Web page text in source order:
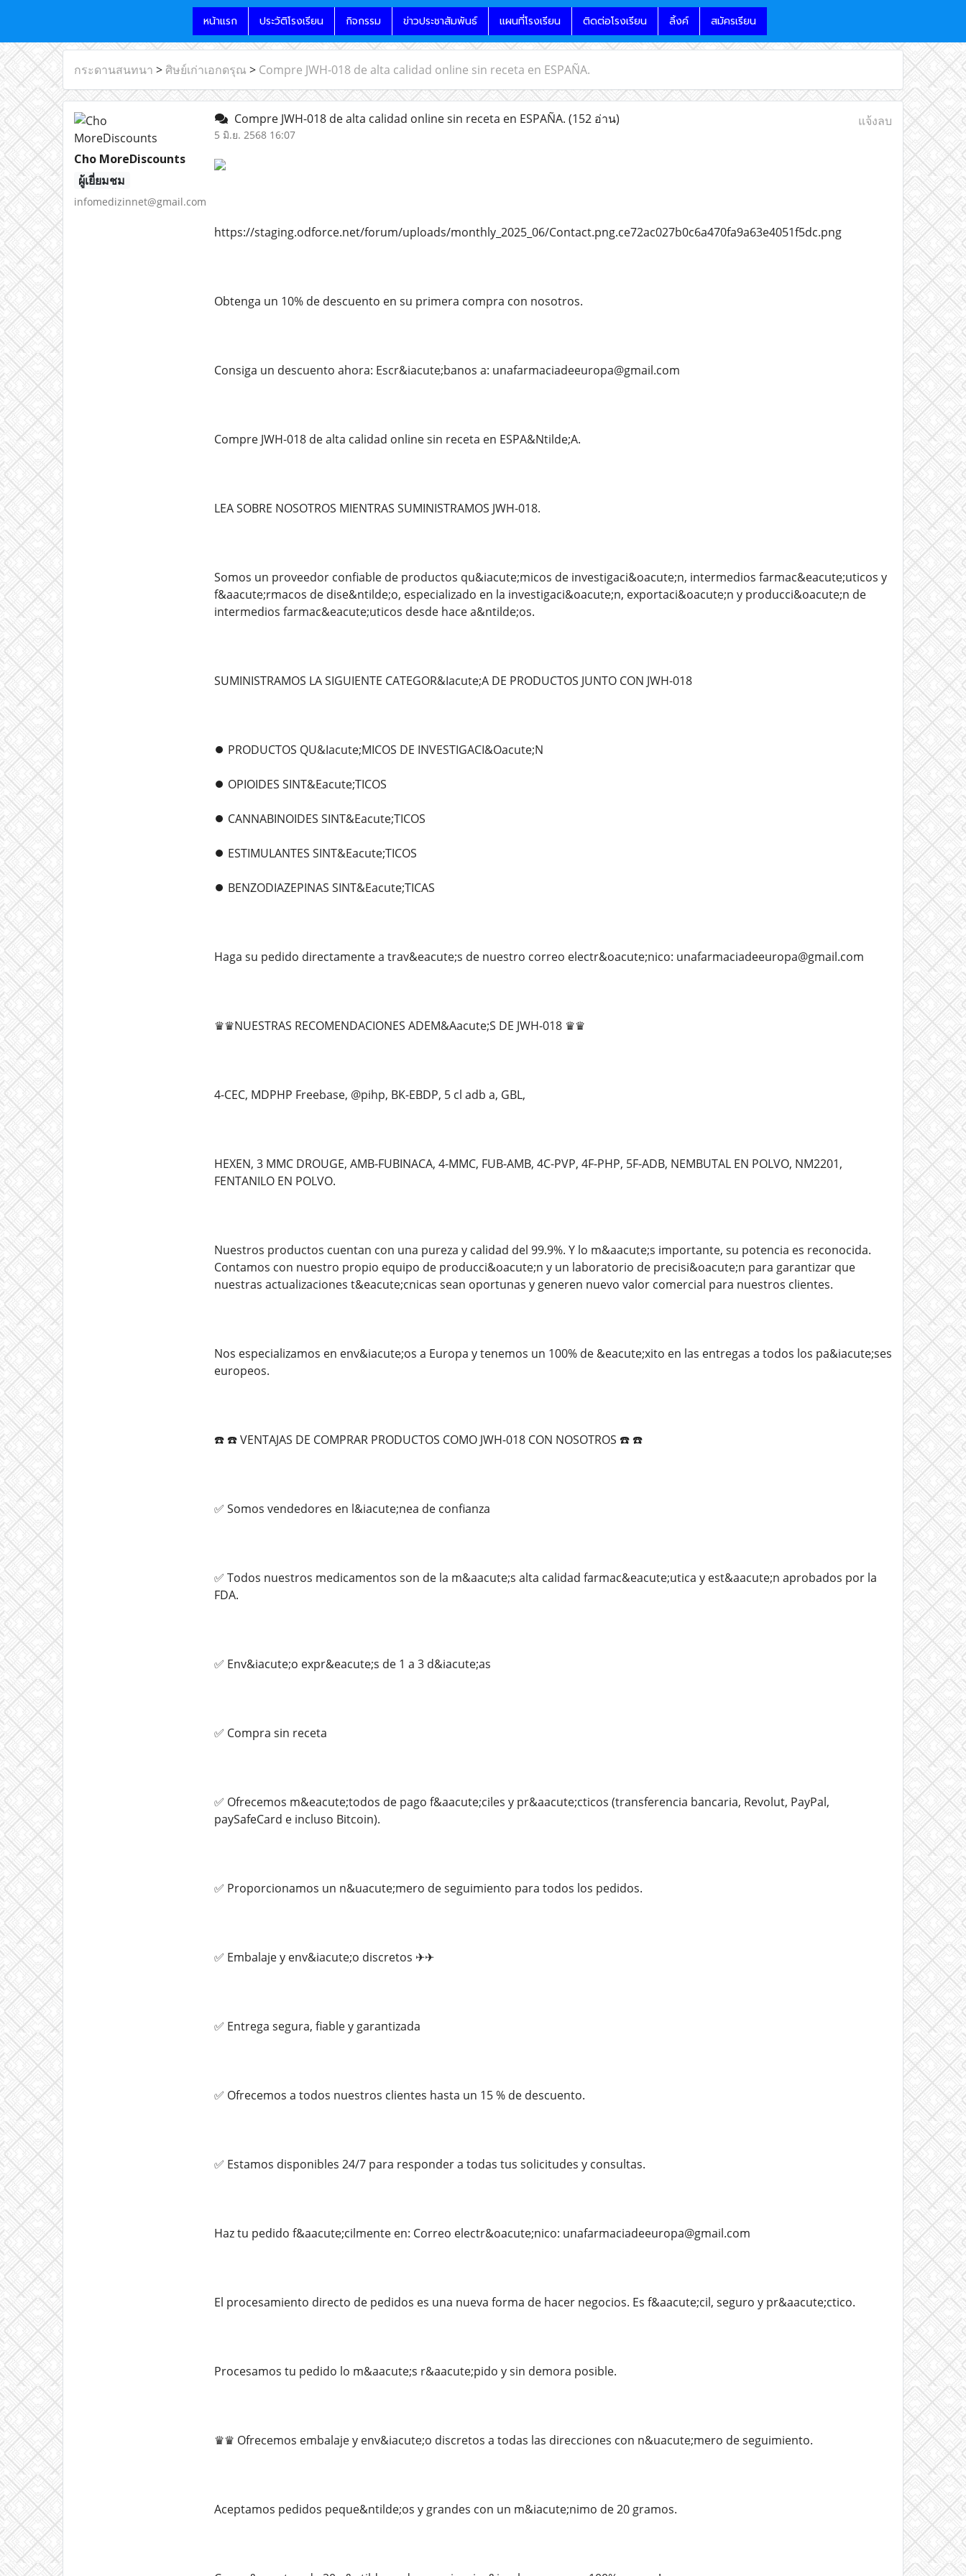
หน้าแรก ประวัติโรงเรียน กิจกรรม ข่าวประชาสัมพันธ์ แผนที่โรงเรียน ติดต่อโรงเรียน ลิ้งค์ สมัครเรียน
กระดานสนทนา > ศิษย์เก่าเอกดรุณ > Compre JWH-018 de alta calidad online sin receta en ESPAÑA.
Cho MoreDiscounts
ผู้เยี่ยมชม
infomedizinnet@gmail.com
Compre JWH-018 de alta calidad online sin receta en ESPAÑA. (152 อ่าน)
5 มิ.ย. 2568 16:07
แจ้งลบ
https://staging.odforce.net/forum/uploads/monthly_2025_06/Contact.png.ce72ac027b0c6a470fa9a63e4051f5dc.png
Obtenga un 10% de descuento en su primera compra con nosotros.
Consiga un descuento ahora: Escr&iacute;banos a: unafarmaciadeeuropa@gmail.com
Compre JWH-018 de alta calidad online sin receta en ESPA&Ntilde;A.
LEA SOBRE NOSOTROS MIENTRAS SUMINISTRAMOS JWH-018.
Somos un proveedor confiable de productos qu&iacute;micos de investigaci&oacute;n, intermedios farmac&eacute;uticos y
f&aacute;rmacos de dise&ntilde;o, especializado en la investigaci&oacute;n, exportaci&oacute;n y producci&oacute;n de
intermedios farmac&eacute;uticos desde hace a&ntilde;os.
SUMINISTRAMOS LA SIGUIENTE CATEGOR&Iacute;A DE PRODUCTOS JUNTO CON JWH-018
⏺️ PRODUCTOS QU&Iacute;MICOS DE INVESTIGACI&Oacute;N
⏺️ OPIOIDES SINT&Eacute;TICOS
⏺️ CANNABINOIDES SINT&Eacute;TICOS
⏺️ ESTIMULANTES SINT&Eacute;TICOS
⏺️ BENZODIAZEPINAS SINT&Eacute;TICAS
Haga su pedido directamente a trav&eacute;s de nuestro correo electr&oacute;nico: unafarmaciadeeuropa@gmail.com
♛♛NUESTRAS RECOMENDACIONES ADEM&Aacute;S DE JWH-018 ♛♛
4-CEC, MDPHP Freebase, @pihp, BK-EBDP, 5 cl adb a, GBL,
HEXEN, 3 MMC DROUGE, AMB-FUBINACA, 4-MMC, FUB-AMB, 4C-PVP, 4F-PHP, 5F-ADB, NEMBUTAL EN POLVO, NM2201,
FENTANILO EN POLVO.
Nuestros productos cuentan con una pureza y calidad del 99.9%. Y lo m&aacute;s importante, su potencia es reconocida.
Contamos con nuestro propio equipo de producci&oacute;n y un laboratorio de precisi&oacute;n para garantizar que
nuestras actualizaciones t&eacute;cnicas sean oportunas y generen nuevo valor comercial para nuestros clientes.
Nos especializamos en env&iacute;os a Europa y tenemos un 100% de &eacute;xito en las entregas a todos los pa&iacute;ses
europeos.
☎️ ☎️ VENTAJAS DE COMPRAR PRODUCTOS COMO JWH-018 CON NOSOTROS ☎️ ☎️
✅ Somos vendedores en l&iacute;nea de confianza
✅ Todos nuestros medicamentos son de la m&aacute;s alta calidad farmac&eacute;utica y est&aacute;n aprobados por la
FDA.
✅ Env&iacute;o expr&eacute;s de 1 a 3 d&iacute;as
✅ Compra sin receta
✅ Ofrecemos m&eacute;todos de pago f&aacute;ciles y pr&aacute;cticos (transferencia bancaria, Revolut, PayPal,
paySafeCard e incluso Bitcoin).
✅ Proporcionamos un n&uacute;mero de seguimiento para todos los pedidos.
✅ Embalaje y env&iacute;o discretos ✈✈
✅ Entrega segura, fiable y garantizada
✅ Ofrecemos a todos nuestros clientes hasta un 15 % de descuento.
✅ Estamos disponibles 24/7 para responder a todas tus solicitudes y consultas.
Haz tu pedido f&aacute;cilmente en: Correo electr&oacute;nico: unafarmaciadeeuropa@gmail.com
El procesamiento directo de pedidos es una nueva forma de hacer negocios. Es f&aacute;cil, seguro y pr&aacute;ctico.
Procesamos tu pedido lo m&aacute;s r&aacute;pido y sin demora posible.
♛♛ Ofrecemos embalaje y env&iacute;o discretos a todas las direcciones con n&uacute;mero de seguimiento.
Aceptamos pedidos peque&ntilde;os y grandes con un m&iacute;nimo de 20 gramos.